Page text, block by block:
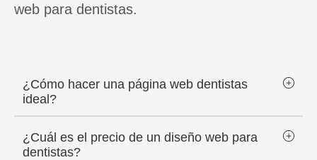
web para dentistas.
¿Cómo hacer una página web dentistas
ideal?
¿Cuál es el precio de un diseño web para
dentistas?